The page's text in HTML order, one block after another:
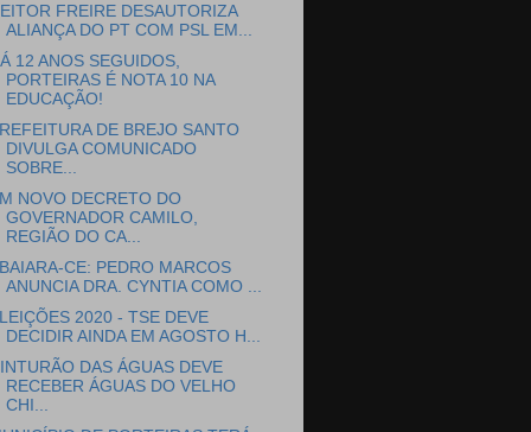
FREIRE DESAUTORIZA
ALIANÇA DO PT COM PSL EM...
12 ANOS SEGUIDOS,
PORTEIRAS É NOTA 10 NA
EDUCAÇÃO!
DE BREJO SANTO
DIVULGA COMUNICADO
SOBRE...
NOVO DECRETO DO
GOVERNADOR CAMILO,
REGIÃO DO CA...
CE: PEDRO MARCOS
ANUNCIA DRA. CYNTIA COMO ...
2020 - TSE DEVE
DECIDIR AINDA EM AGOSTO H...
DAS ÁGUAS DEVE
RECEBER ÁGUAS DO VELHO
CHI...